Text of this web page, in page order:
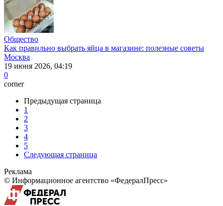
Общество
Как правильно выбрать яйца в магазине: полезные советы
Москва
19 июня 2026, 04:19
0
corner
Предыдущая страница
1
2
3
4
5
Следующая страница
Реклама
© Информационное агентство «ФедералПресс»